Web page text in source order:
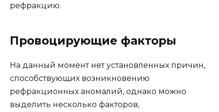
рефракцию.
Провоцирующие факторы
На данный момент нет установленных причин,
способствующих возникновению
рефракционных аномалий, однако можно
выделить несколько факторов,